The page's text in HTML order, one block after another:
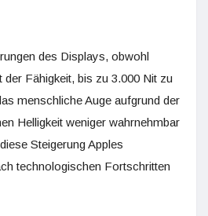
des Displays, obwohl
Fähigkeit, bis zu 3.000 Nit zu
menschliche Auge aufgrund der
Helligkeit weniger wahrnehmbar
Steigerung Apples
technologischen Fortschritten